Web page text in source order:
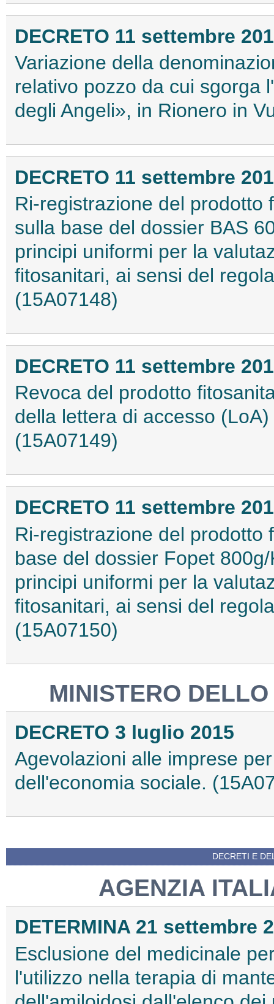
DECRETO 11 settembre
Variazione della
relativo pozzo da cui sgorga
degli Angeli», in Rionero in
DECRETO 11 settembre
Ri-registrazione del prodotto
sulla base del dossier BAS
principi uniformi per la
fitosanitari, ai sensi del
(15A07148)
DECRETO 11 settembre
Revoca del prodotto
della lettera di accesso
(15A07149)
DECRETO 11 settembre
Ri-registrazione del prodotto
base del dossier Fopet
principi uniformi per la
fitosanitari, ai sensi del
(15A07150)
MINISTERO
DECRETO 3 luglio 2015
Agevolazioni alle imprese
dell'economia sociale.
DECRETI E
AGENZIA
DETERMINA 21 settembre
Esclusione del medicinale
l'utilizzo nella terapia di